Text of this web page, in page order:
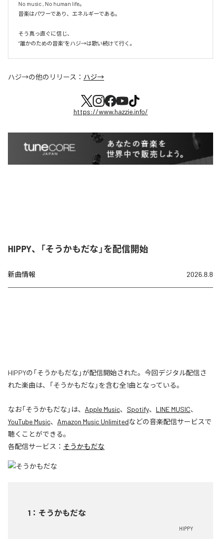
No music , No human life。
音楽はパワーであり、エネルギーである。
そう真っ直ぐに信じ、
ハジ→の他のリリース： ハジ→
https://www.hazzie.info/
HIPPY、「そうかもだな」を配信開始
新曲情報 2026.8.8
HIPPYの「そうかもだな」が配信開始された。今回デジタル配信さ
れた楽曲は、「そうかもだな」を含む全1曲となっている。
なお「そうかもだな 」は、 Apple Music、 Spotify、 LINE MUSIC、
YouTube Music、 Amazon Music Unlimitedなどの音楽配信サービスで
聴くことができる。
各配信サービス： そうかもだな
1 ： そうかもだな
HIPPY